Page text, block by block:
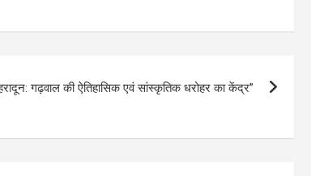
गढ़वाल की ऐतिहासिक एवं सांस्कृतिक धरोहर का केंद्र”